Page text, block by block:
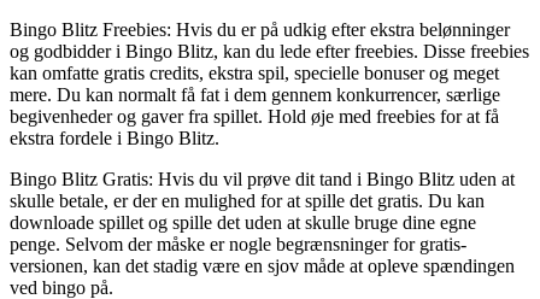
Bingo Blitz Freebies: Hvis du er på udkig efter ekstra belønninger
og godbidder i Bingo Blitz, kan du lede efter freebies. Disse freebies
kan omfatte gratis credits, ekstra spil, specielle bonuser og meget
mere. Du kan normalt få fat i dem gennem konkurrencer, særlige
begivenheder og gaver fra spillet. Hold øje med freebies for at få
ekstra fordele i Bingo Blitz.
Bingo Blitz Gratis: Hvis du vil prøve dit tand i Bingo Blitz uden at
skulle betale, er der en mulighed for at spille det gratis. Du kan
downloade spillet og spille det uden at skulle bruge dine egne
penge. Selvom der måske er nogle begrænsninger for gratis-
versionen, kan det stadig være en sjov måde at opleve spændingen
ved bingo på.